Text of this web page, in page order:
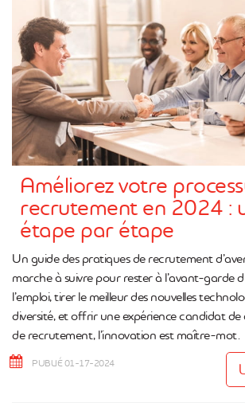
Améliorez votre
recrutement en 2024 :
étape par étape
Un guide des pratiques de recrutement
marche à suivre pour rester à l’avant-garde
l’emploi, tirer le meilleur des nouvelles
diversité, et offrir une expérience candidat de
de recrutement, l’innovation est maître-mot.
PUBLIÉ 01-17-2024